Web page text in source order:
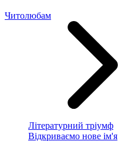
Читолюбам
Літературний тріумф
Відкриваємо нове ім'я